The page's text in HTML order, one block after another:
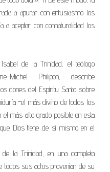
a apurar con entusiasmo los
a aceptar con connaturalidad los
de la Trinidad, el teólogo
Michel Philipon, describe
dones del Espíritu Santo sobre
-el más divino de todos los
más alto grado posible en esta
Dios tiene de sí mismo en el
la Trinidad, en una completa
todos sus actos provenían de su